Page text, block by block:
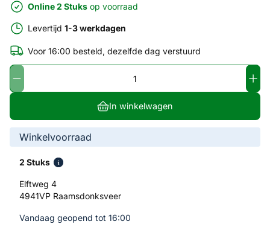
Online 2 Stuks op voorraad
Levertijd 1-3 werkdagen
Voor 16:00 besteld, dezelfde dag verstuurd
In winkelwagen
Winkelvoorraad
2 Stuks
Elftweg 4
4941VP Raamsdonksveer
Vandaag geopend tot 16:00